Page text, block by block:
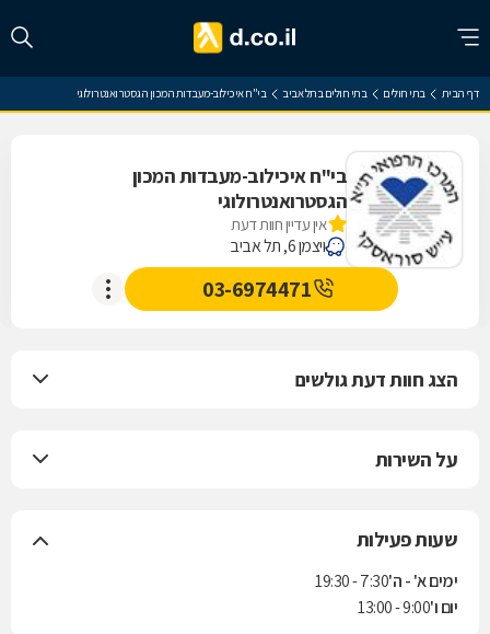
דף הבית בתי חולים בתי חולים בתל אביב בי"ח איכילוב-מעבדות המכון הגסטרואנטרולוגי
בי"ח איכילוב-מעבדות המכון
הגסטרואנטרולוגי
אין עדיין חוות דעת
ויצמן 6, תל אביב
03-6974471
הצג חוות דעת גולשים
על השירות
שעות פעילות
ימים א' - ה'7:30 - 19:30
יום ו'9:00 - 13:00